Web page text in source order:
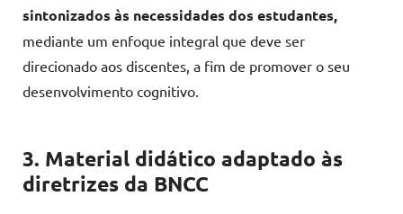
sintonizados às necessidades dos estudantes,
mediante um enfoque integral que deve ser
direcionado aos discentes, a fim de promover o seu
desenvolvimento cognitivo.
3. Material didático adaptado às
diretrizes da BNCC